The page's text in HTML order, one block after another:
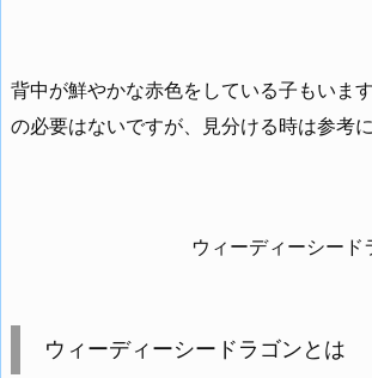
背中が鮮やかな赤色をしている子もいま
の必要はないですが、見分ける時は参考
ウィーディーシード
ウィーディーシードラゴンとは